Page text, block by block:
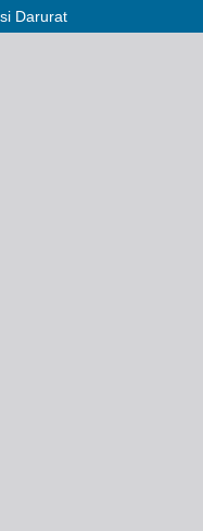
Darurat